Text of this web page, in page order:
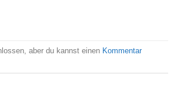
aber du kannst einen Kommentar